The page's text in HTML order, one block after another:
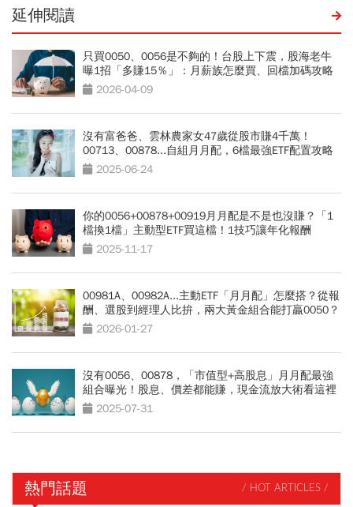
延伸閱讀
只買0050、0056是不夠的！台股上下震，股海老牛
曝1招「多賺15％」：月薪族怎麼買、回檔加碼攻略
2026-04-09
沒有富爸爸、雲林農家女47歲從股市賺4千萬！
00713、00878...自組月月配，6檔最強ETF配置攻略
大公開
2025-06-24
你的0056+00878+00919月月配是不是也沒賺？「1
檔換1檔」主動型ETF買這檔！1技巧讓年化報酬
10→22%
2025-11-17
00981A、00982A...主動ETF「月月配」怎麼搭？從報
酬、選股到經理人比拚，兩大黃金組合能打贏0050？
2026-01-27
沒有0056、00878，「市值型+高股息」月月配最強
組合曝光！股息、價差都能賺，現金流放大術看這裡
2025-07-31
熱門話題 / HOT ARTICLES /